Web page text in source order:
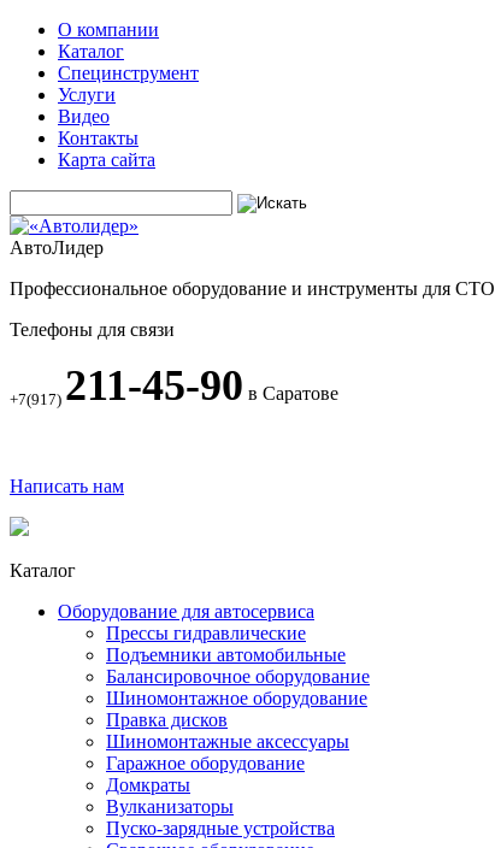
О компании
Каталог
Специнструмент
Услуги
Видео
Контакты
Карта сайта
АвтоЛидер
Профессиональное оборудование и инструменты для СТО
Телефоны для связи
+7(917) 211-45-90 в Саратове
Написать нам
Каталог
Оборудование для автосервиса
Прессы гидравлические
Подъемники автомобильные
Балансировочное оборудование
Шиномонтажное оборудование
Правка дисков
Шиномонтажные аксессуары
Гаражное оборудование
Домкраты
Вулканизаторы
Пуско-зарядные устройства